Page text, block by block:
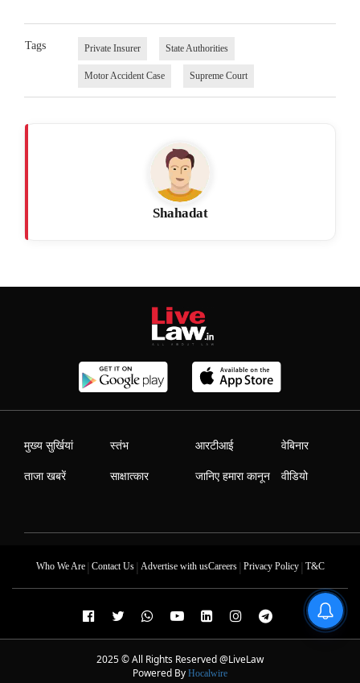
Tags Private Insurer State Authorities
Motor Accident Case Supreme Court
Shahadat
मुख्य सुर्खियां
ताजा खबरें
स्तंभ
साक्षात्कार
आरटीआई
जानिए हमारा कानून
वेबिनार
वीडियो
Who We Are| Contact Us| Advertise with usCareers| Privacy Policy| T&C
2025 © All Rights Reserved @LiveLaw
Powered By Hocalwire